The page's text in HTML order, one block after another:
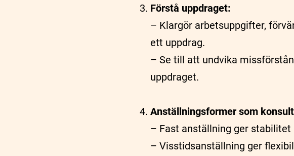
Förstå uppdraget:
– Klargör arbetsuppgifter,
ett uppdrag.
– Se till att undvika
uppdraget.
Anställningsformer som
– Fast anställning ger stabilitet
– Visstidsanställning ger